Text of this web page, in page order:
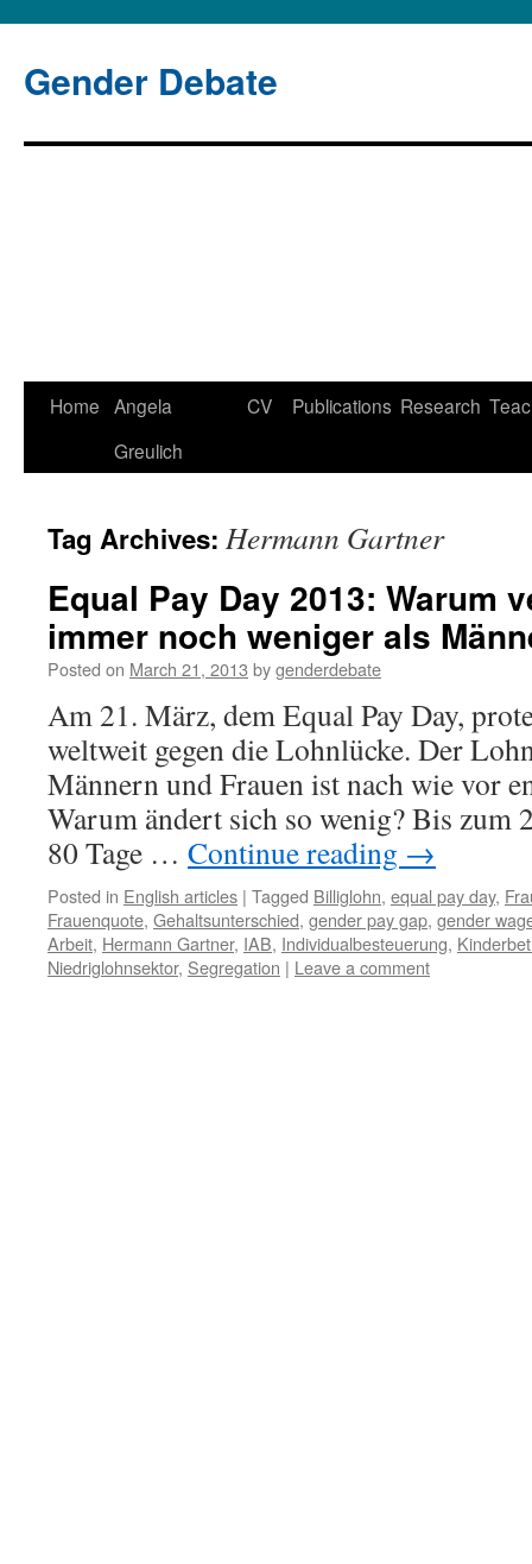
Gender Debate
Home Angela
Greulich
CV Publications Research
Tag Archives: Hermann Gartner
Equal Pay Day 2013: Warum
immer noch weniger als
Posted on March 21, 2013 bygenderdebate
Am 21. März, dem Equal Pay Day,
weltweit gegen die Lohnlücke. Der
Männern und Frauen ist nach wie vor
Warum ändert sich so wenig? Bis zum
80 Tage … Continue reading →
Posted in English articles | Tagged Billiglohn, equal pay day,
Frauenquote, Gehaltsunterschied, gender pay gap, gender
Arbeit, Hermann Gartner, IAB, Individualbesteuerung,
Niedriglohnsektor, Segregation | Leave a comment